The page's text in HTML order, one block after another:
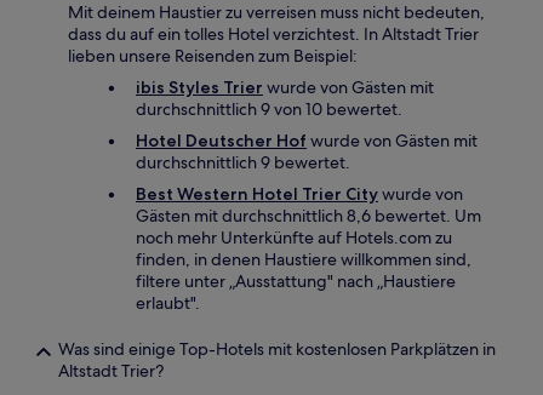
Mit deinem Haustier zu verreisen muss nicht bedeuten,
dass du auf ein tolles Hotel verzichtest. In Altstadt Trier
lieben unsere Reisenden zum Beispiel:
ibis Styles Trier wurde von Gästen mit
durchschnittlich 9 von 10 bewertet.
Hotel Deutscher Hof wurde von Gästen mit
durchschnittlich 9 bewertet.
Best Western Hotel Trier Citywurde von
Gästen mit durchschnittlich 8,6 bewertet. Um
noch mehr Unterkünfte auf Hotels.com zu
finden, in denen Haustiere willkommen sind,
filtere unter „Ausstattung" nach „Haustiere
erlaubt".
Was sind einige Top-Hotels mit kostenlosen Parkplätzen in
Altstadt Trier?